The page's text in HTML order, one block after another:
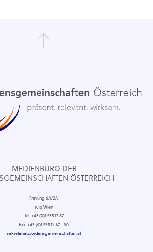
MEDIENBÜRO DER
ÖSTERREICH
Freyung 6/1/2/3
1010 Wien
Tel: +43 (0)1 535 12 87
Fax: +43 (0)1 535 12 87 - 30
sekretariat@ordensgemeinschaften.at